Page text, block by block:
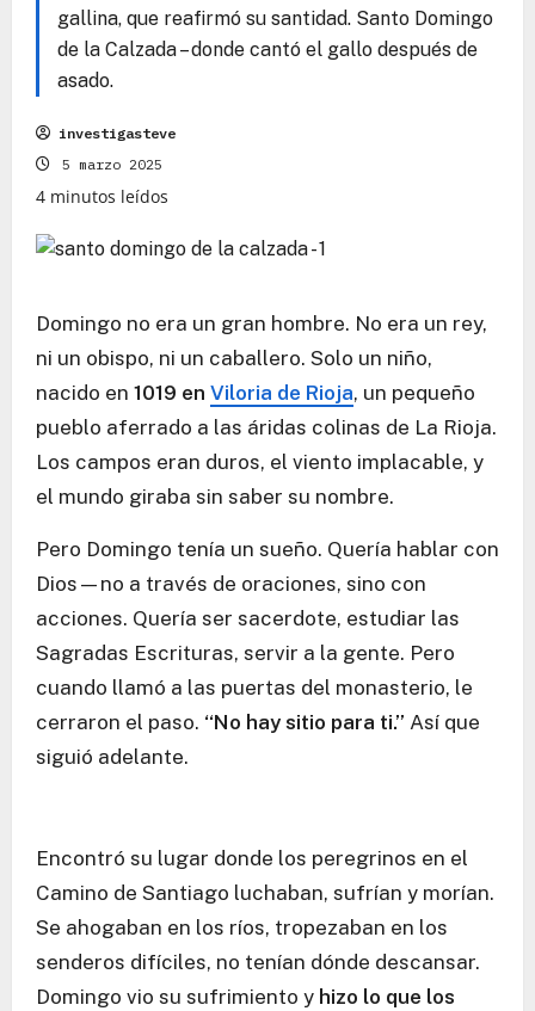
gallina, que reafirmó su santidad. Santo Domingo
de la Calzada – donde cantó el gallo después de
asado.
investigasteve
5 marzo 2025
4 minutos leídos
Domingo no era un gran hombre. No era un rey,
ni un obispo, ni un caballero. Solo un niño,
nacido en 1019 en Viloria de Rioja, un pequeño
pueblo aferrado a las áridas colinas de La Rioja.
Los campos eran duros, el viento implacable, y
el mundo giraba sin saber su nombre.
Pero Domingo tenía un sueño. Quería hablar con
Dios—no a través de oraciones, sino con
acciones. Quería ser sacerdote, estudiar las
Sagradas Escrituras, servir a la gente. Pero
cuando llamó a las puertas del monasterio, le
cerraron el paso. “No hay sitio para ti.” Así que
siguió adelante.
Encontró su lugar donde los peregrinos en el
Camino de Santiago luchaban, sufrían y morían.
Se ahogaban en los ríos, tropezaban en los
senderos difíciles, no tenían dónde descansar.
Domingo vio su sufrimiento y hizo lo que los